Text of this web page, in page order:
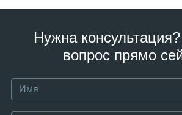
Нужна
вопрос прямо